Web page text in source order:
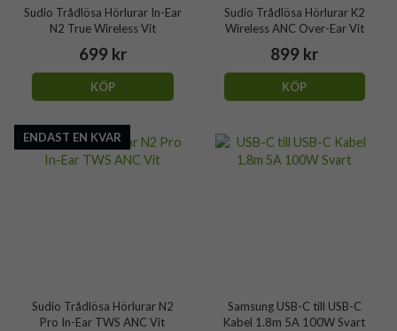
Sudio Trådlösa Hörlurar In-Ear
N2 True Wireless Vit
699 kr
KÖP
Sudio Trådlösa Hörlurar K2
Wireless ANC Over-Ear Vit
899 kr
KÖP
ENDAST EN KVAR
Sudio Trådlösa Hörlurar N2
Pro In-Ear TWS ANC Vit
Samsung USB-C till USB-C
Kabel 1.8m 5A 100W Svart